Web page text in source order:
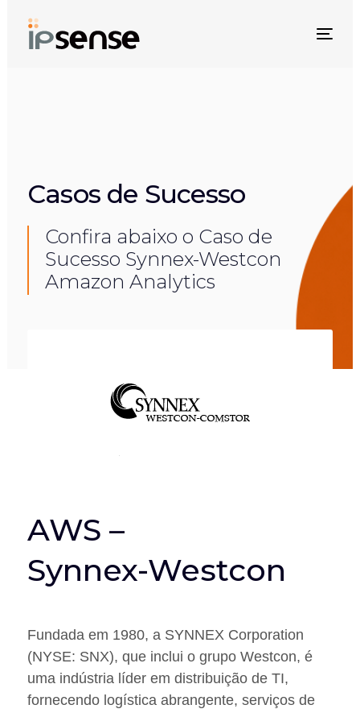
primary
Casos de Sucesso
Confira abaixo o Caso de
Sucesso Synnex-Westcon
Amazon Analytics
AWS –
Synnex-Westcon
Fundada em 1980, a SYNNEX Corporation
(NYSE: SNX), que inclui o grupo Westcon, é
uma indústria líder em distribuição de TI,
fornecendo logística abrangente, serviços de